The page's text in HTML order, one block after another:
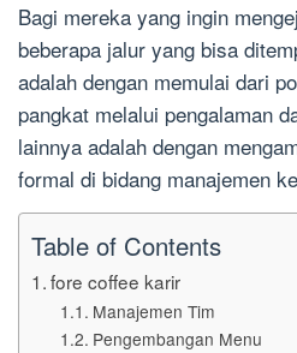
Bagi mereka yang ingin
beberapa jalur yang bisa
adalah dengan memulai dari
pangkat melalui pengalaman
lainnya adalah dengan
formal di bidang manajemen
Table of Contents
fore coffee karir
Manajemen Tim
Pengembangan Menu